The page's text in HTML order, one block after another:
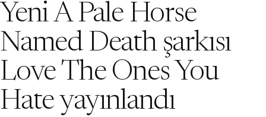
Yeni A Pale Horse
Named Death şarkısı
Love The Ones You
Hate yayınlandı